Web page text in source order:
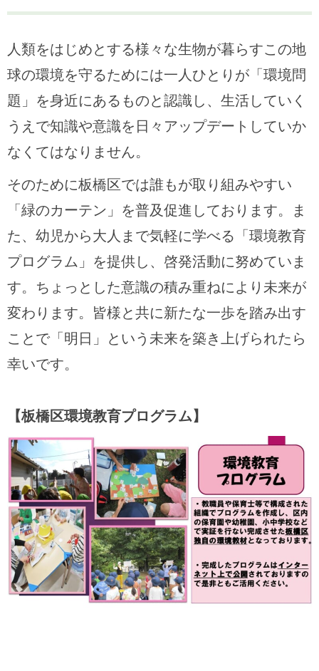
人類をはじめとする様々な生物が暮らすこの地
球の環境を守るためには一人ひとりが「環境問
題」を身近にあるものと認識し、生活していく
うえで知識や意識を日々アップデートしていか
なくてはなりません。
そのために板橋区では誰もが取り組みやすい
「緑のカーテン」を普及促進しております。ま
た、幼児から大人まで気軽に学べる「環境教育
プログラム」を提供し、啓発活動に努めていま
す。ちょっとした意識の積み重ねにより未来が
変わります。皆様と共に新たな一歩を踏み出す
ことで「明日」という未来を築き上げられたら
幸いです。
【板橋区環境教育プログラム】